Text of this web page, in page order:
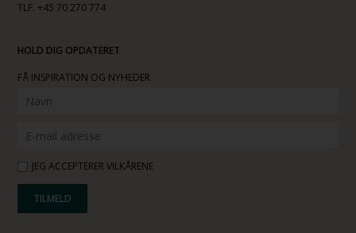
TLF. +45 70 270 774
HOLD DIG OPDATERET
FÅ INSPIRATION OG NYHEDER
JEG ACCEPTERER VILKÅRENE